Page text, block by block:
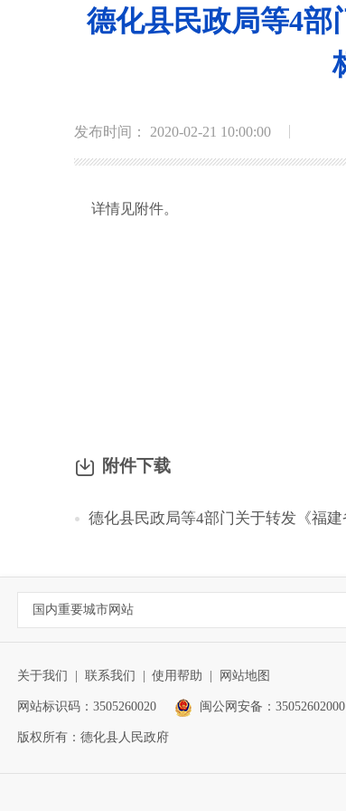
德化县民政局等4部
发布时间： 2020-02-21 10:00:00
详情见附件。
附件下载
德化县民政局等4部门关于转发《福
国内重要城市网站
关于我们 联系我们 使用帮助 网站地图
网站标识码：3505260020 闽公网安备：
版权所有：德化县人民政府